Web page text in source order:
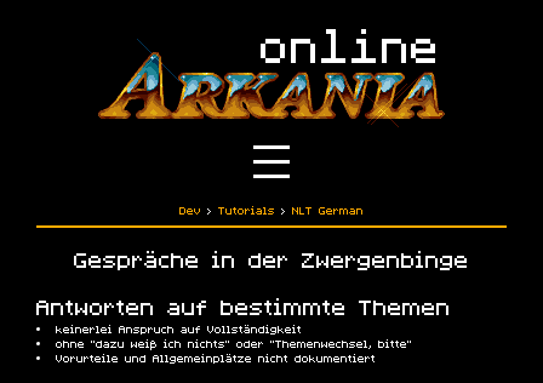
Dev › Tutorials › NLT German
Gespräche in der Zwergenbinge
Antworten auf bestimmte Themen
keinerlei Anspruch auf Vollständigkeit
ohne "dazu weiß ich nichts" oder "Themenwechsel, bitte"
Vorurteile und Allgemeinplätze nicht dokumentiert